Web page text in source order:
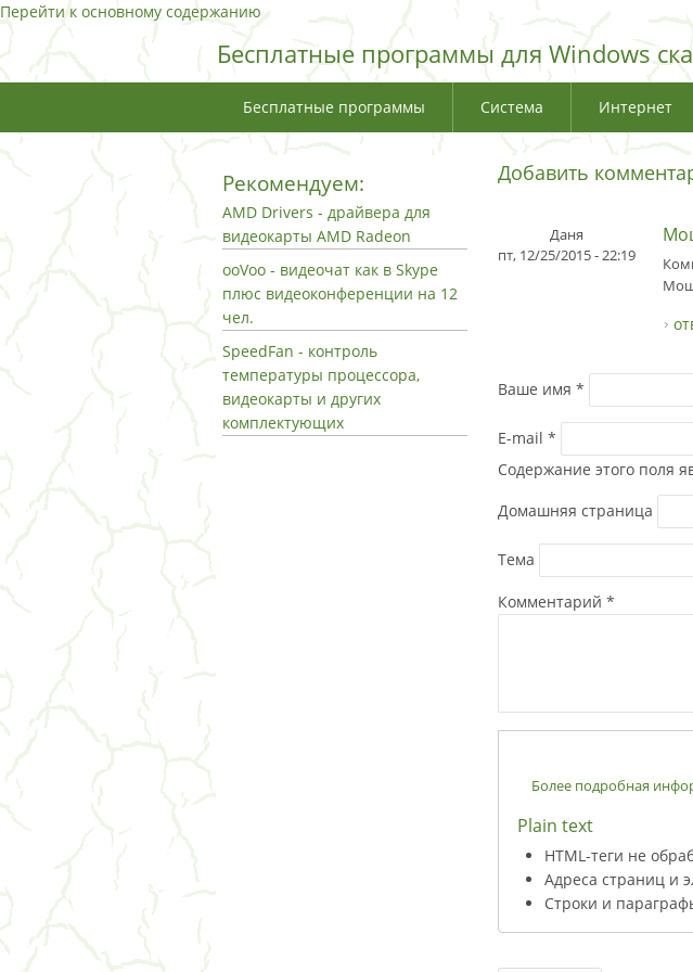
Перейти к основному содержанию
Бесплатные программы для Windows
Бесплатные программы Система Интернет
Добавить
Даня
пт, 12/25/2015 - 22:19
Ваше имя *
E-mail *
Содержание этого поля
Домашняя страница
Тема
Комментарий *
Более подробная
Plain text
HTML-теги не
Адреса страниц и
Строки и
Рекомендуем:
AMD Drivers - драйвера для
видеокарты AMD Radeon
ooVoo - видеочат как в Skype
плюс видеоконференции на 12
чел.
SpeedFan - контроль
температуры процессора,
видеокарты и других
комплектующих